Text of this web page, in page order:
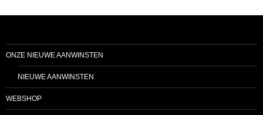
ONZE NIEUWE AANWINSTEN
NIEUWE AANWINSTEN
WEBSHOP